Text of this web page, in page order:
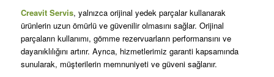
Creavit Servis, yalnızca orijinal yedek parçalar kullanarak
ürünlerin uzun ömürlü ve güvenilir olmasını sağlar. Orijinal
parçaların kullanımı, gömme rezervuarların performansını ve
dayanıklılığını artırır. Ayrıca, hizmetlerimiz garanti kapsamında
sunularak, müşterilerin memnuniyeti ve güveni sağlanır.